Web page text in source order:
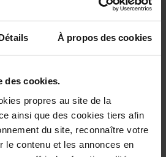
À propos des cookies
des cookies.
propres au site de la
ainsi que des cookies tiers afin
du site, reconnaître votre
le contenu et les annonces en